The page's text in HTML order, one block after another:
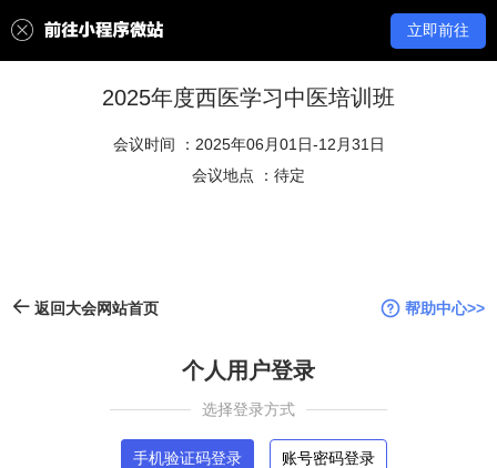
立即前往
2025年度西医学习中医培训班
会议时间 ：2025年06月01日-12月31日
会议地点 ：待定
返回大会网站首页 帮助中心>>
个人用户登录
选择登录方式
手机验证码登录 账号密码登录